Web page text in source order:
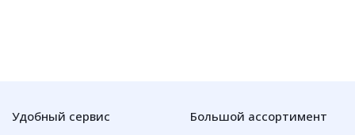
Удобный сервис Большой ассортимент